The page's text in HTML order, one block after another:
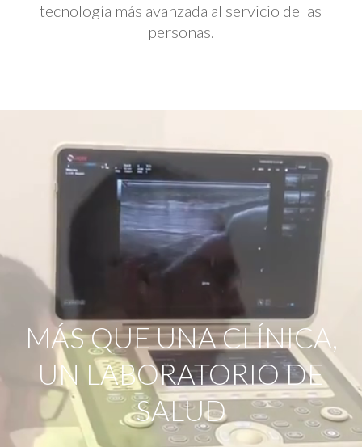
tecnología más avanzada al servicio de las
personas.
MÁS QUE UNA CLÍNICA,
UN LABORATORIO DE
SALUD